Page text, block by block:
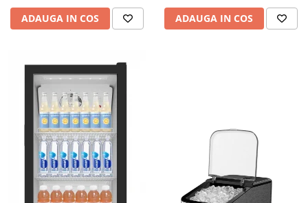
ADAUGA IN COS ADAUGA IN COS